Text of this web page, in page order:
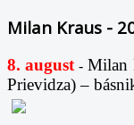
Milan Kraus -
8. august -Milan
Prievidza) –